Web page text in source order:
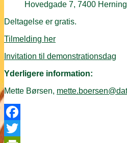
Hovedgade 7, 7400 Herning
Deltagelse er gratis.
Tilmelding her
Invitation til demonstrationsdag
Yderligere information:
Mette Børsen,
Facebook